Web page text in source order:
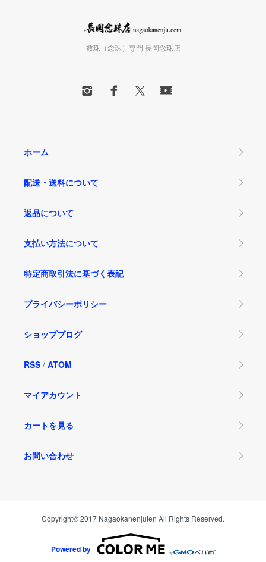
数珠（念珠）専門 長岡念珠店
ホーム
配送・送料について
返品について
支払い方法について
特定商取引法に基づく表記
プライバシーポリシー
ショップブログ
RSS / ATOM
マイアカウント
カートを見る
お問い合わせ
Copyright© 2017 Nagaokanenjuten All Rights Reserved.
Powered by